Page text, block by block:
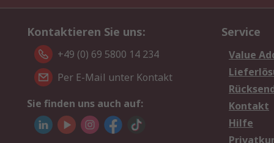
Kontaktieren Sie uns:
+49 (0) 69 5800 14 234
Per E-Mail unter Kontakt
Sie finden uns auch auf:
Service
Value
Kontakt
Hilfe